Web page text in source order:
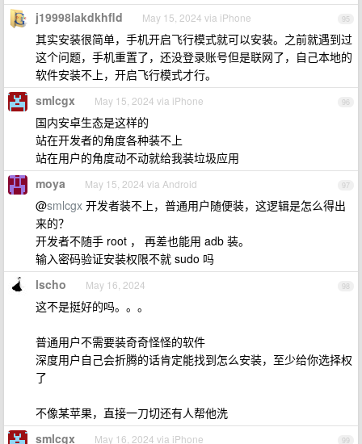
95
j19998lakdkhfld May 15, 2024 via iPhone
其实安装很简单，手机开启飞行模式就可以安装。之前就遇到过
这个问题，手机重置了，还没登录账号但是联网了，自己本地的
软件安装不上，开启飞行模式才行。
96
smlcgx May 15, 2024 via iPhone
国内安卓生态是这样的
站在开发者的角度各种装不上
站在用户的角度动不动就给我装垃圾应用
97
moya May 15, 2024 via Android
@smlcgx 开发者装不上，普通用户随便装，这逻辑是怎么得出
来的？
开发者不随手 root ， 再差也能用 adb 装。
输入密码验证安装权限不就 sudo 吗
98
lscho May 16, 2024
这不是挺好的吗。。。
普通用户不需要装奇奇怪怪的软件
深度用户自己会折腾的话肯定能找到怎么安装，至少给你选择权
了
不像某苹果，直接一刀切还有人帮他洗
99
smlcgx May 16, 2024 via iPhone